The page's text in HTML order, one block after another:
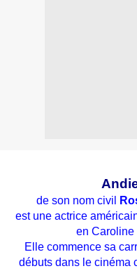
de son nom civil
est une actrice
en Caroline
Elle commence sa
débuts dans le cinéma